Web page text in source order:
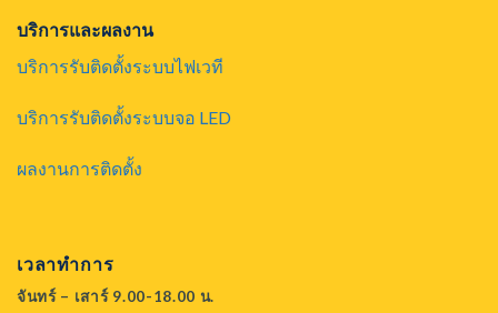
บริการและผลงาน
บริการรับติดตั้งระบบไฟเวที
บริการรับติดตั้งระบบจอ LED
ผลงานการติดตั้ง
เวลาทำการ
จันทร์ – เสาร์ 9.00-18.00 น.